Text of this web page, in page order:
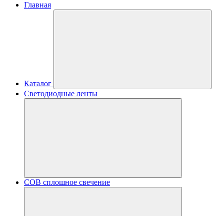
Главная
Каталог
Светодиодные ленты
COB сплошное свечение